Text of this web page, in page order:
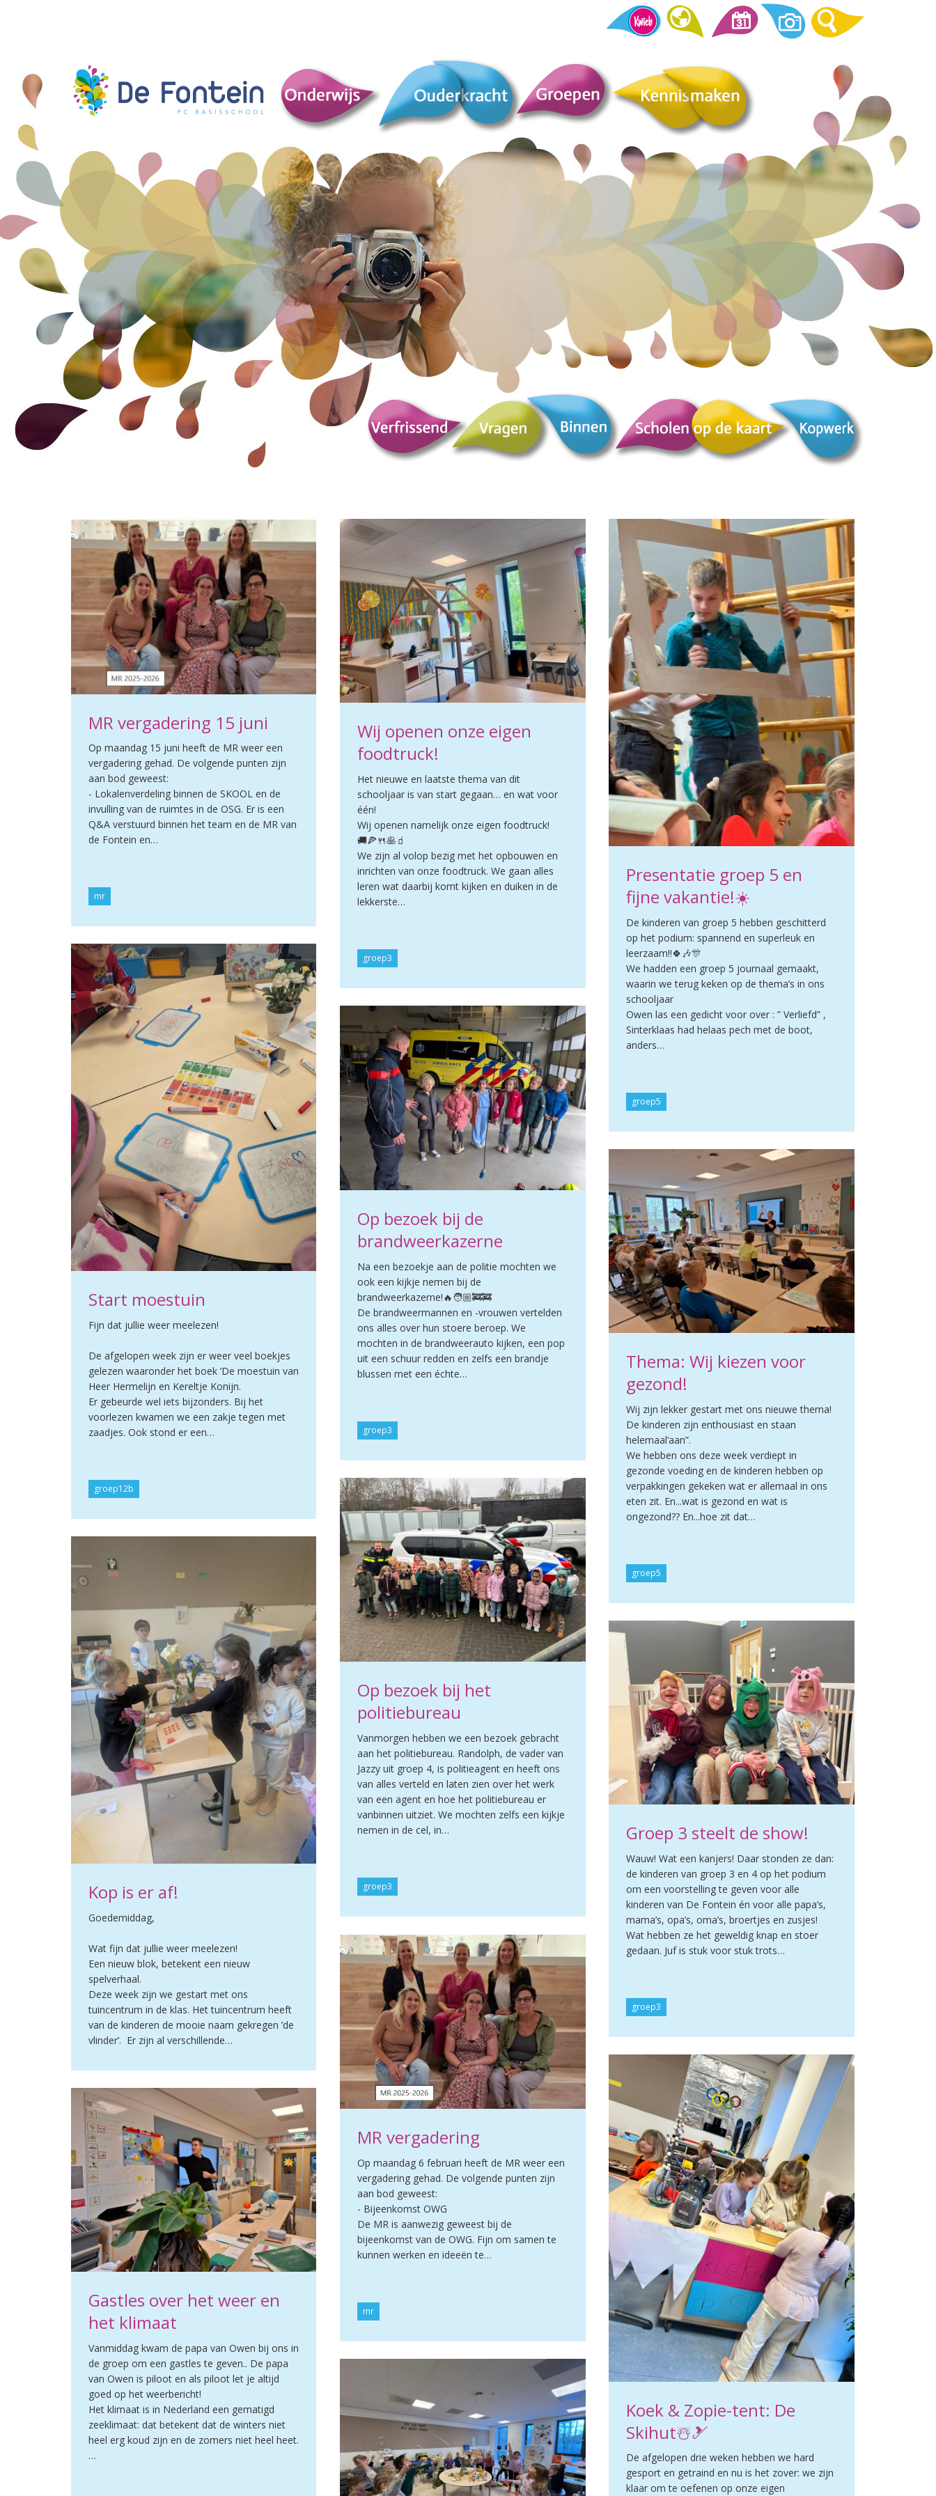
MR vergadering 15 juni
Op maandag 15 juni heeft de MR weer een
vergadering gehad. De volgende punten zijn
aan bod geweest:
- Lokalenverdeling binnen de SKOOL en de
invulling van de ruimtes in de OSG. Er is een
Q&A verstuurd binnen het team en de MR van
de Fontein en…
mr
Wij openen onze eigen
foodtruck!
Het nieuwe en laatste thema van dit
schooljaar is van start gegaan… en wat voor
één!
Wij openen namelijk onze eigen foodtruck!
🚚🍕🍴🥞🧃
We zijn al volop bezig met het opbouwen en
inrichten van onze foodtruck. We gaan alles
leren wat daarbij komt kijken en duiken in de
lekkerste…
groep3
Presentatie groep 5 en
fijne vakantie!☀️
De kinderen van groep 5 hebben geschitterd
op het podium: spannend en superleuk en
leerzaam!!🍀🎶🎊
We hadden een groep 5 journaal gemaakt,
waarin we terug keken op de thema’s in ons
schooljaar
Owen las een gedicht voor over : ” Verliefd” ,
Sinterklaas had helaas pech met de boot,
anders…
groep5
Start moestuin
Fijn dat jullie weer meelezen!
De afgelopen week zijn er weer veel boekjes
gelezen waaronder het boek ’De moestuin van
Heer Hermelijn en Kereltje Konijn.
Er gebeurde wel iets bijzonders. Bij het
voorlezen kwamen we een zakje tegen met
zaadjes. Ook stond er een…
groep12b
Op bezoek bij de
brandweerkazerne
Na een bezoekje aan de politie mochten we
ook een kijkje nemen bij de
brandweerkazerne!🔥🧑🏼‍🚒🚒
De brandweermannen en -vrouwen vertelden
ons alles over hun stoere beroep. We
mochten in de brandweerauto kijken, een pop
uit een schuur redden en zelfs een brandje
blussen met een échte…
groep3
Thema: Wij kiezen voor
gezond!
Wij zijn lekker gestart met ons nieuwe thema!
De kinderen zijn enthousiast en staan
helemaal’aan”.
We hebben ons deze week verdiept in
gezonde voeding en de kinderen hebben op
verpakkingen gekeken wat er allemaal in ons
eten zit. En...wat is gezond en wat is
ongezond?? En...hoe zit dat…
groep5
Op bezoek bij het
politiebureau
Vanmorgen hebben we een bezoek gebracht
aan het politiebureau. Randolph, de vader van
Jazzy uit groep 4, is politieagent en heeft ons
van alles verteld en laten zien over het werk
van een agent en hoe het politiebureau er
vanbinnen uitziet. We mochten zelfs een kijkje
nemen in de cel, in…
groep3
Kop is er af!
Goedemiddag,
Wat fijn dat jullie weer meelezen!
Een nieuw blok, betekent een nieuw
spelverhaal.
Deze week zijn we gestart met ons
tuincentrum in de klas. Het tuincentrum heeft
van de kinderen de mooie naam gekregen ’de
vlinder’. Er zijn al verschillende…
Groep 3 steelt de show!
Wauw! Wat een kanjers! Daar stonden ze dan:
de kinderen van groep 3 en 4 op het podium
om een voorstelling te geven voor alle
kinderen van De Fontein én voor alle papa’s,
mama’s, opa’s, oma’s, broertjes en zusjes!
Wat hebben ze het geweldig knap en stoer
gedaan. Juf is stuk voor stuk trots…
groep3
MR vergadering
Op maandag 6 februari heeft de MR weer een
vergadering gehad. De volgende punten zijn
aan bod geweest:
- Bijeenkomst OWG
De MR is aanwezig geweest bij de
bijeenkomst van de OWG. Fijn om samen te
kunnen werken en ideeën te…
mr
Koek & Zopie-tent: De
Skihut☃️🎿
De afgelopen drie weken hebben we hard
gesport en getraind en nu is het zover: we zijn
klaar om te oefenen op onze eigen
Gastles over het weer en
het klimaat
Vanmiddag kwam de papa van Owen bij ons in
de groep om een gastles te geven.. De papa
van Owen is piloot en als piloot let je altijd
goed op het weerbericht!
Het klimaat is in Nederland een gematigd
zeeklimaat: dat betekent dat de winters niet
heel erg koud zijn en de zomers niet heel heet.
…